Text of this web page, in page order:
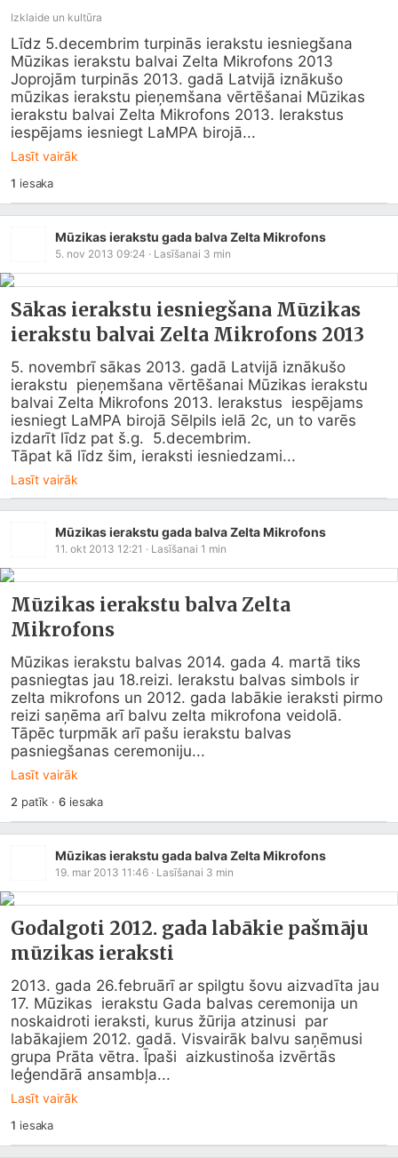
Izklaide un kultūra
Līdz 5.decembrim turpinās ierakstu iesniegšana
Mūzikas ierakstu balvai Zelta Mikrofons 2013
Joprojām turpinās 2013. gadā Latvijā iznākušo
mūzikas ierakstu pieņemšana vērtēšanai Mūzikas
ierakstu balvai Zelta Mikrofons 2013. Ierakstus
iespējams iesniegt LaMPA birojā...
Lasīt vairāk
1 iesaka
Mūzikas ierakstu gada balva Zelta Mikrofons
5. nov 2013 09:24 · Lasīšanai 3 min
Sākas ierakstu iesniegšana Mūzikas
ierakstu balvai Zelta Mikrofons 2013
5. novembrī sākas 2013. gadā Latvijā iznākušo
ierakstu  pieņemšana vērtēšanai Mūzikas ierakstu
balvai Zelta Mikrofons 2013. Ierakstus  iespējams
iesniegt LaMPA birojā Sēlpils ielā 2c, un to varēs
izdarīt līdz pat š.g.  5.decembrim.
Tāpat kā līdz šim, ieraksti iesniedzami...
Lasīt vairāk
Mūzikas ierakstu gada balva Zelta Mikrofons
11. okt 2013 12:21 · Lasīšanai 1 min
Mūzikas ierakstu balva Zelta
Mikrofons
Mūzikas ierakstu balvas 2014. gada 4. martā tiks
pasniegtas jau 18.reizi. Ierakstu balvas simbols ir
zelta mikrofons un 2012. gada labākie ieraksti pirmo
reizi saņēma arī balvu zelta mikrofona veidolā.
Tāpēc turpmāk arī pašu ierakstu balvas
pasniegšanas ceremoniju...
Lasīt vairāk
2 patīk ·6iesaka
Mūzikas ierakstu gada balva Zelta Mikrofons
19. mar 2013 11:46 · Lasīšanai 3 min
Godalgoti 2012. gada labākie pašmāju
mūzikas ieraksti
2013. gada 26.februārī ar spilgtu šovu aizvadīta jau
17. Mūzikas  ierakstu Gada balvas ceremonija un
noskaidroti ieraksti, kurus žūrija atzinusi  par
labākajiem 2012. gadā. Visvairāk balvu saņēmusi
grupa Prāta vētra. Īpaši  aizkustinoša izvērtās
leģendārā ansambļa...
Lasīt vairāk
1 iesaka